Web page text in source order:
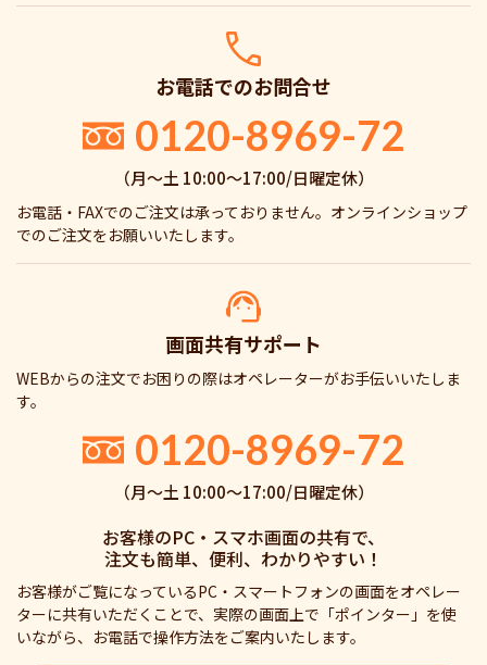
お電話でのお問合せ
0120-8969-72
（月〜土 10:00〜17:00/日曜定休）
お電話・FAXでのご注文は承っておりません。オンラインショップ
でのご注文をお願いいたします。
画面共有サポート
WEBからの注文でお困りの際はオペレーターがお手伝いいたしま
す。
0120-8969-72
（月〜土 10:00〜17:00/日曜定休）
お客様のPC・スマホ画面の共有で、
注文も簡単、便利、わかりやすい！
お客様がご覧になっているPC・スマートフォンの画面をオペレー
ターに共有いただくことで、実際の画面上で「ポインター」を使
いながら、お電話で操作方法をご案内いたします。